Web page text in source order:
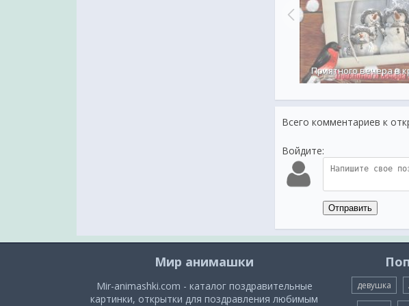
Приятного вечера в
Всего комментариев к
Войдите:
Отправить
Мир анимашки
Mir-animashki.com - каталог поздравительные
картинки, открытки для поздравления любимым
девушка